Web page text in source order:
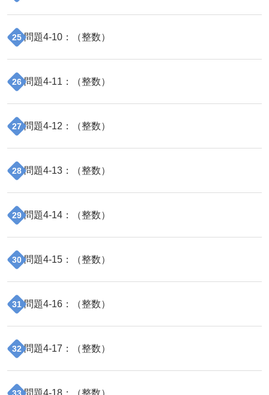
25 問題4-10 ：（整数）
26 問題4-11 ：（整数）
27 問題4-12 ：（整数）
28 問題4-13 ：（整数）
29 問題4-14 ：（整数）
30 問題4-15 ：（整数）
31 問題4-16 ：（整数）
32 問題4-17 ：（整数）
33 問題4-18 ：（整数）